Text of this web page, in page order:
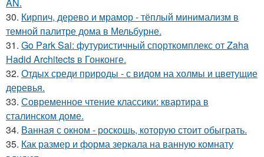
30. Кирпич, дерево и мрамор - тёплый минимализм в
темной палитре дома в Мельбурне.
31. Go Park Sai: футуристичный спорткомплекс от Zaha
Hadid Architects в Гонконге.
32. Отдых среди природы - с видом на холмы и цветущие
деревья.
33. Современное чтение классики: квартира в
сталинском доме.
34. Ванная с окном - роскошь, которую стоит обыграть.
35. Как размер и форма зеркала на ванную комнату